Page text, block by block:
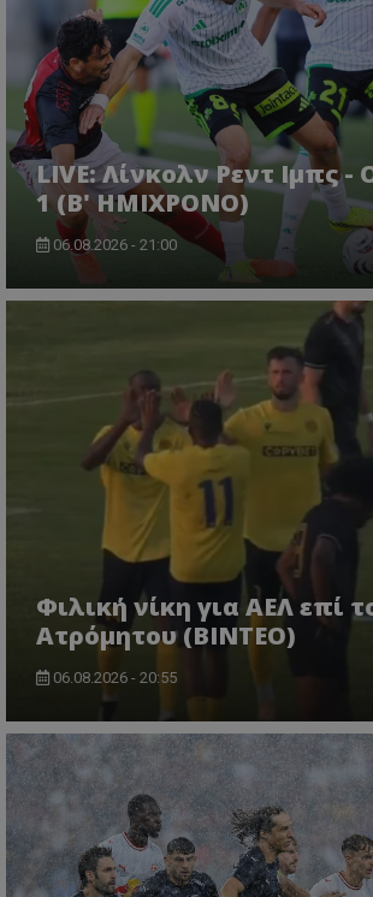
LIVE: Λίνκολν Ρεντ Ιμπς -
1 (Β' ΗΜΙΧΡΟΝΟ)
06.08.2026 - 21:00
Φιλική νίκη για ΑΕΛ επί
Ατρόμητου (BINTEO)
06.08.2026 - 20:55